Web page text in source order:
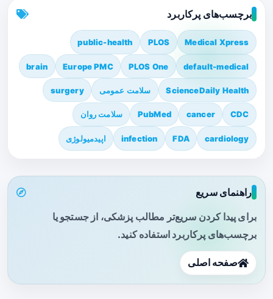
برچسب‌های پرکاربرد
Medical Xpress
PLOS
public-health
default-medical
PLOS One
Europe PMC
brain
ScienceDaily Health سلامت عمومی surgery
CDC
cancer
PubMed سلامت روان
cardiology
FDA
infection اپیدمیولوژی
راهنمای سریع
برای پیدا کردن سریع‌تر مطالب پزشکی، از جستجو یا
برچسب‌های پرکاربرد استفاده کنید.
صفحه اصلی